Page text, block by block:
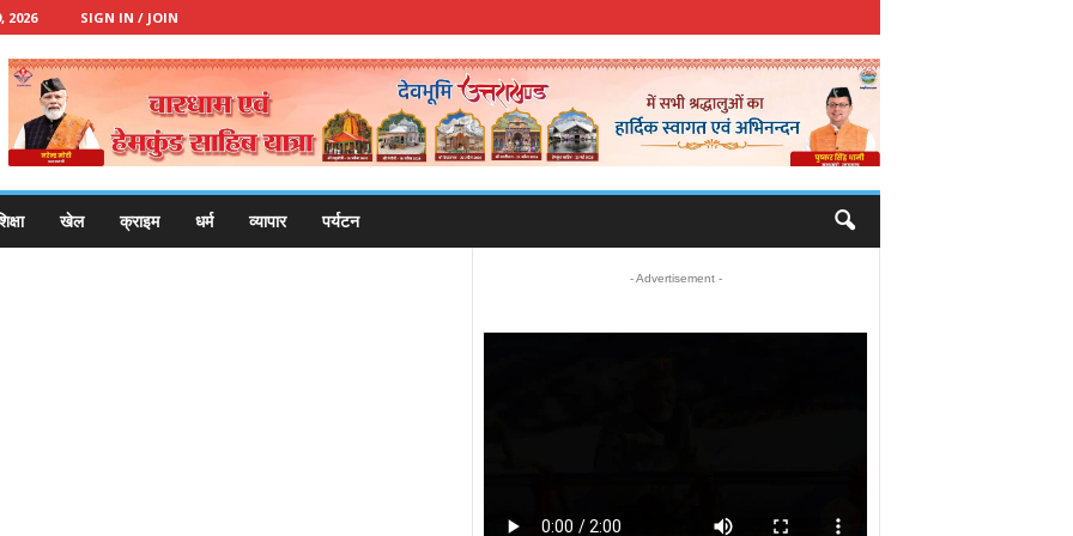
2026 SIGN IN / JOIN
खेल क्राइम धर्म व्यापार पर्यटन
- Advertisement -